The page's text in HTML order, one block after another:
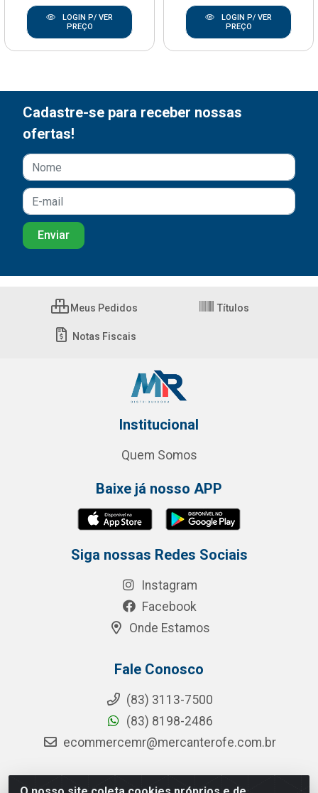
LOGIN P/ VER
PREÇO
LOGIN P/ VER
PREÇO
Cadastre-se para receber nossas
ofertas!
Meus Pedidos Títulos
Notas Fiscais
Institucional
Quem Somos
Baixe já nosso APP
Siga nossas Redes Sociais
Instagram
Facebook
Onde Estamos
Fale Conosco
(83) 3113-7500
(83) 8198-2486
ecommercemr@mercanterofe.com.br